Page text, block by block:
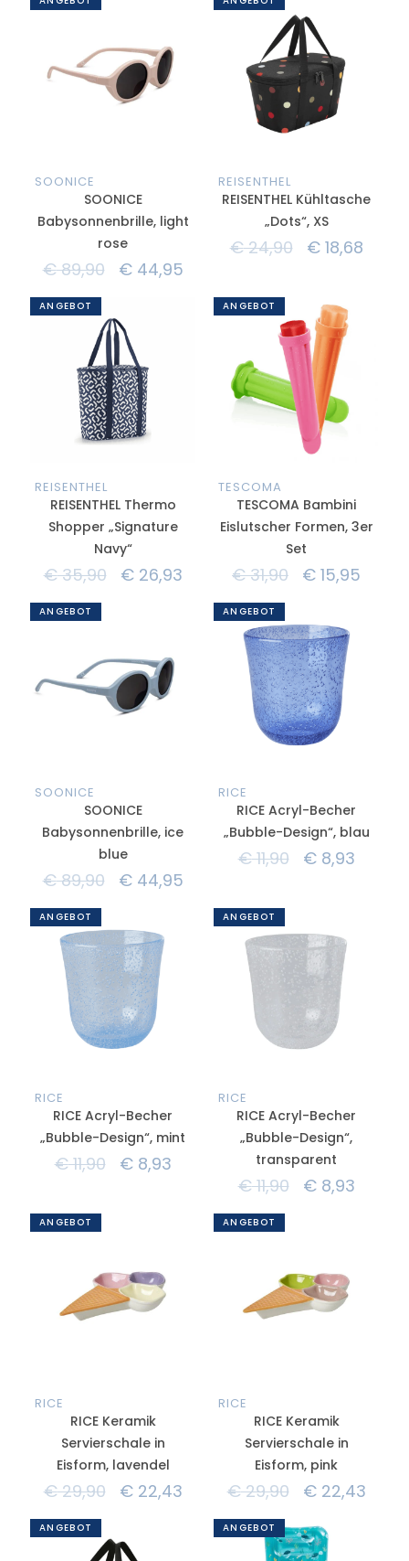
SOONICE
SOONICE
Babysonnenbrille, light
rose
€89,90 €44,95
REISENTHEL
REISENTHEL Kühltasche
„Dots“, XS
€24,90 €18,68
ANGEBOT
REISENTHEL
REISENTHEL Thermo
Shopper „Signature
Navy“
€35,90 €26,93
ANGEBOT
TESCOMA
TESCOMA Bambini
Eislutscher Formen, 3er
Set
€31,90 € 15,95
ANGEBOT
SOONICE
SOONICE
Babysonnenbrille, ice
blue
€89,90 €44,95
ANGEBOT
RICE
RICE Acryl-Becher
„Bubble-Design“, blau
€11,90 €8,93
ANGEBOT
RICE
RICE Acryl-Becher
„Bubble-Design“, mint
€11,90 €8,93
ANGEBOT
RICE
RICE Acryl-Becher
„Bubble-Design“,
transparent
€11,90 €8,93
ANGEBOT
RICE
RICE Keramik
Servierschale in
Eisform, lavendel
€29,90 €22,43
ANGEBOT
RICE
RICE Keramik
Servierschale in
Eisform, pink
€29,90 €22,43
ANGEBOT ANGEBOT